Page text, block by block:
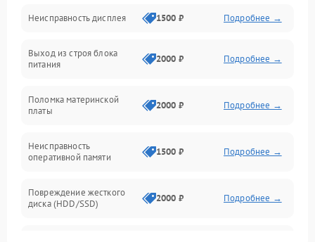
Неисправность BIOS
Повреждение корпуса
Повреждение разъёмов (USB, HDMI и др.)
Поломка видеокарты
Неисправность дисплея 1500 ₽ Подробнее →
Выход из строя блока
питания
2000 ₽ Подробнее →
Поломка материнской
платы
2000 ₽ Подробнее →
Неисправность
оперативной памяти
1500 ₽ Подробнее →
Повреждение жесткого
диска (HDD/SSD)
2000 ₽ Подробнее →